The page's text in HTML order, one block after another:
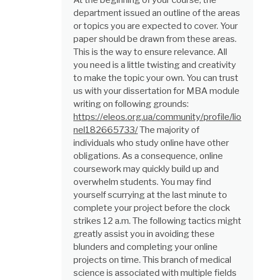
department issued an outline of the areas
or topics you are expected to cover. Your
paper should be drawn from these areas.
This is the way to ensure relevance. All
you need is a little twisting and creativity
to make the topic your own. You can trust
us with your dissertation for MBA module
writing on following grounds:
https://eleos.org.ua/community/profile/lio
nel182665733/The majority of
individuals who study online have other
obligations. As a consequence, online
coursework may quickly build up and
overwhelm students. You may find
yourself scurrying at the last minute to
complete your project before the clock
strikes 12 a.m. The following tactics might
greatly assist you in avoiding these
blunders and completing your online
projects on time. This branch of medical
science is associated with multiple fields